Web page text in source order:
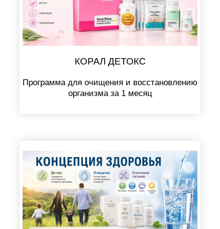
КОРАЛ ДЕТОКС
Программа для очищения и восстановлению
организма за 1 месяц